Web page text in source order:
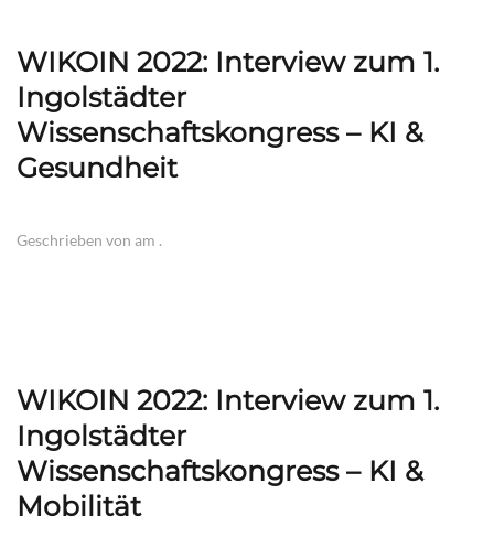
WIKOIN 2022: Interview zum 1.
Ingolstädter
Wissenschaftskongress – KI &
Gesundheit
Geschrieben von am .
WIKOIN 2022: Interview zum 1.
Ingolstädter
Wissenschaftskongress – KI &
Mobilität